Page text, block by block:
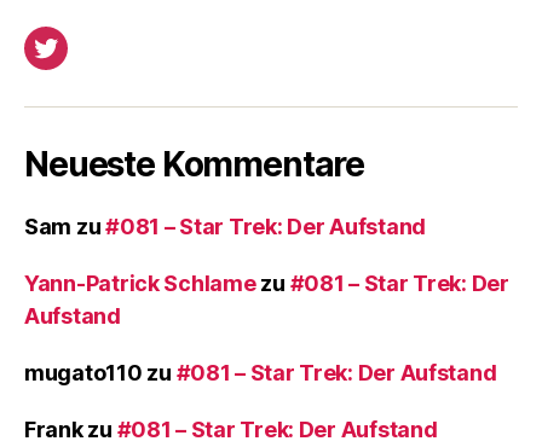
Twitter
Neueste Kommentare
Sam zu#081 – Star Trek: Der Aufstand
Yann-Patrick Schlamezu #081 – Star Trek: Der
Aufstand
mugato110 zu #081 – Star Trek: Der Aufstand
Frankzu #081 – Star Trek: Der Aufstand